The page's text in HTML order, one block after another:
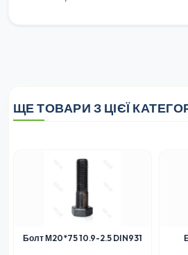
ЩЕ ТОВАРИ З ЦІЄЇ
Болт М20*75 10.9-2.5 DIN931